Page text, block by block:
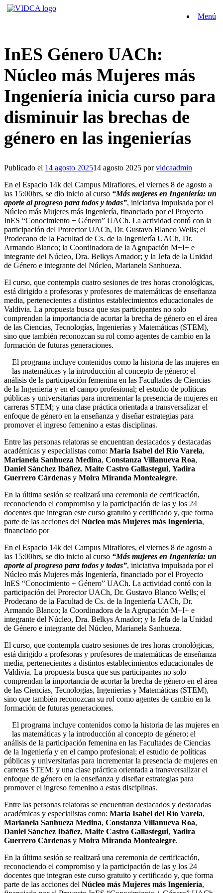
Saltar
Menú
InES Género UACh:
Núcleo más Mujeres más
Ingeniería inicia curso para
disminuir las brechas de
género en las ingenierías
Publicado el 14 agosto 202514 agosto 2025 porvidcaadmin
En el Espacio 14k del Campus Miraflores, el viernes 8 de agosto a
las 15:00hrs, se dio inicio al curso “Más mujeres en Ingeniería: un
aporte al progreso para todos y todas”, iniciativa impulsada por el
Núcleo más Mujeres más Ingeniería, financiado por el Proyecto
InES “Conocimiento + Género” UACh. La actividad contó con la
participación del Prorector UACh, Dr. Gustavo Blanco Wells; el
Prodecano de la Facultad de Cs. de la Ingeniería UACh, Dr.
Armando Blanco; la Coordinadora de la Agrupación M+I+ e
integrante del Núcleo, Dra. Belkys Amador; y la Jefa de la Unidad
de Género e integrante del Núcleo, Marianela Sanhueza.
El curso, que contempla cuatro sesiones de tres horas cronológicas,
está dirigido a profesoras y profesores de matemáticas de enseñanza
media, pertenecientes a distintos establecimientos educacionales de
Valdivia. La propuesta busca que sus participantes no solo
comprendan la importancia de acortar la brecha de género en el área
de las Ciencias, Tecnologías, Ingenierías y Matemáticas (STEM),
sino que también reconozcan su rol como agentes de cambio en la
formación de futuras generaciones.
El programa incluye contenidos como la historia de las mujeres en
las matemáticas y la introducción al concepto de género; el
análisis de la participación femenina en las Facultades de Ciencias
de la Ingeniería y en el campo profesional; el estudio de políticas
públicas y universitarias para incrementar la presencia de mujeres en
carreras STEM; y una clase práctica orientada a transversalizar el
enfoque de género en la enseñanza y diseñar estrategias para
promover el ingreso femenino a estas disciplinas.
Entre las personas relatoras se encuentran destacados y destacadas
académicas y especialistas como: María Isabel del Río Varela,
Marianela Sanhueza Medina, Constanza Villanueva Roa,
Daniel Sánchez Ibáñez, Maite Castro Gallastegui, Yadira
Guerrero Cárdenas y Moira Miranda Montealegre.
En la última sesión se realizará una ceremonia de certificación,
reconociendo el compromiso y la participación de las y los 24
docentes que integran este curso gratuito y certificado y, que forma
parte de las acciones del Núcleo más Mujeres más Ingeniería,
financiado por
En el Espacio 14k del Campus Miraflores, el viernes 8 de agosto a
las 15:00hrs, se dio inicio al curso “Más mujeres en Ingeniería: un
aporte al progreso para todos y todas”, iniciativa impulsada por el
Núcleo más Mujeres más Ingeniería, financiado por el Proyecto
InES “Conocimiento + Género” UACh. La actividad contó con la
participación del Prorector UACh, Dr. Gustavo Blanco Wells; el
Prodecano de la Facultad de Cs. de la Ingeniería UACh, Dr.
Armando Blanco; la Coordinadora de la Agrupación M+I+ e
integrante del Núcleo, Dra. Belkys Amador; y la Jefa de la Unidad
de Género e integrante del Núcleo, Marianela Sanhueza.
El curso, que contempla cuatro sesiones de tres horas cronológicas,
está dirigido a profesoras y profesores de matemáticas de enseñanza
media, pertenecientes a distintos establecimientos educacionales de
Valdivia. La propuesta busca que sus participantes no solo
comprendan la importancia de acortar la brecha de género en el área
de las Ciencias, Tecnologías, Ingenierías y Matemáticas (STEM),
sino que también reconozcan su rol como agentes de cambio en la
formación de futuras generaciones.
El programa incluye contenidos como la historia de las mujeres en
las matemáticas y la introducción al concepto de género; el
análisis de la participación femenina en las Facultades de Ciencias
de la Ingeniería y en el campo profesional; el estudio de políticas
públicas y universitarias para incrementar la presencia de mujeres en
carreras STEM; y una clase práctica orientada a transversalizar el
enfoque de género en la enseñanza y diseñar estrategias para
promover el ingreso femenino a estas disciplinas.
Entre las personas relatoras se encuentran destacados y destacadas
académicas y especialistas como: María Isabel del Río Varela,
Marianela Sanhueza Medina, Constanza Villanueva Roa,
Daniel Sánchez Ibáñez, Maite Castro Gallastegui, Yadira
Guerrero Cárdenas y Moira Miranda Montealegre.
En la última sesión se realizará una ceremonia de certificación,
reconociendo el compromiso y la participación de las y los 24
docentes que integran este curso gratuito y certificado y, que forma
parte de las acciones del Núcleo más Mujeres más Ingeniería,